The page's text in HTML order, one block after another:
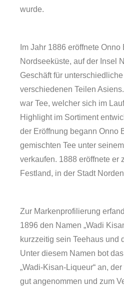
Forschung
wurde.
Im Jahr 1886 eröffnete
Nordseeküste, auf der Insel
Geschäft für
verschiedenen Teilen
war Tee, welcher sich im
Highlight im Sortiment
der Eröffnung begann Onno
gemischten Tee unter
verkaufen. 1888 eröffnete er
Festland, in der Stadt
Zur Markenprofilierung
1896 den Namen „Wadi
kurzzeitig sein Teehaus und
Unter diesem Namen bot
„Wadi-Kisan-Liqueur“ an,
gut angenommen und zum